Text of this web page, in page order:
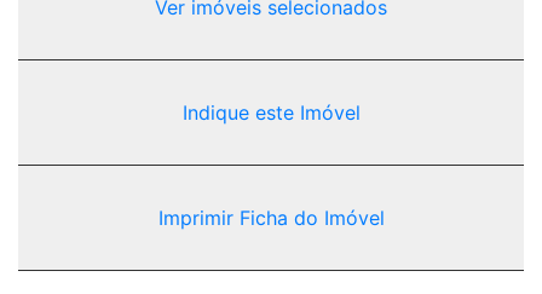
Ver imóveis selecionados
Indique este Imóvel
Imprimir Ficha do Imóvel